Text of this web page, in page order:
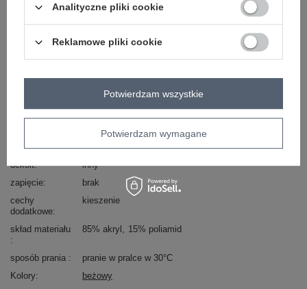
dominujący
długa
rękaw
długi rękaw
dekolt
inny
zapięcie
brak
cechy
dodatkowe
kieszenie
skład materiału 85% akryl 15% poliamid
sposób prania
pranie w pralce w 30°C
Kolory
beżowy
Analityczne pliki cookie
Reklamowe pliki cookie
Potwierdzam wymagane
Potwierdzam wszystkie